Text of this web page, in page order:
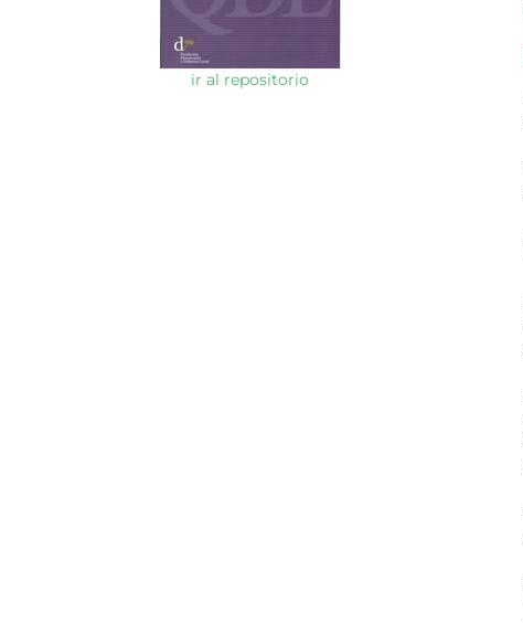
ir al repositorio